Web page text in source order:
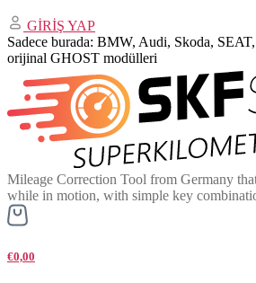
GİRİŞ YAP
Sadece burada: BMW, Audi, Skoda,
orijinal GHOST modülleri
Mileage Correction Tool from Germany
while in motion, with simple key
€0,00